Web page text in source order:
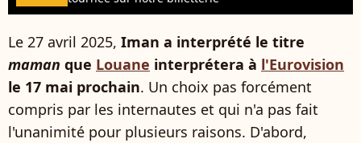
Le 27 avril 2025, Iman a interprété le titre
maman que Louane interprétera à l'Eurovision
le 17 mai prochain. Un choix pas forcément
compris par les internautes et qui n'a pas fait
l'unanimité pour plusieurs raisons. D'abord,